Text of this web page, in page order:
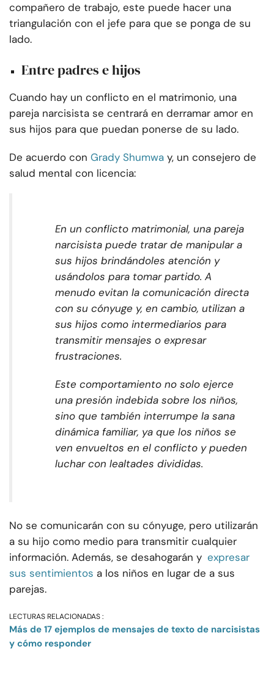
compañero de trabajo, este puede hacer una
triangulación con el jefe para que se ponga de su
lado.
Entre padres e hijos
Cuando hay un conflicto en el matrimonio, una
pareja narcisista se centrará en derramar amor en
sus hijos para que puedan ponerse de su lado.
De acuerdo con Grady Shumwa y, un consejero de
salud mental con licencia:
En un conflicto matrimonial, una pareja
narcisista puede tratar de manipular a
sus hijos brindándoles atención y
usándolos para tomar partido. A
menudo evitan la comunicación directa
con su cónyuge y, en cambio, utilizan a
sus hijos como intermediarios para
transmitir mensajes o expresar
frustraciones.
Este comportamiento no solo ejerce
una presión indebida sobre los niños,
sino que también interrumpe la sana
dinámica familiar, ya que los niños se
ven envueltos en el conflicto y pueden
luchar con lealtades divididas.
No se comunicarán con su cónyuge, pero utilizarán
a su hijo como medio para transmitir cualquier
información. Además, se desahogarán y expresar
sus sentimientos a los niños en lugar de a sus
parejas.
LECTURAS RELACIONADAS :
Más de 17 ejemplos de mensajes de texto de narcisistas
y cómo responder